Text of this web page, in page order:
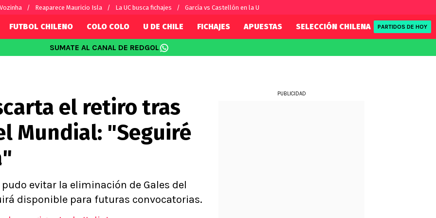
Reaparece Mauricio Isla La UC busca fichajes García vs Castellón en la U
por el mundo
Fútbol Argentino
Fútbol Brasileño
Conference League
Ligue 1
Premier League
Serie A
FUTBOL CHILENO COLO COLO U DE CHILE FICHAJES APUESTAS SELECCIÓN CHILENA REDSPORT
PARTIDOS DE HOY
SUMATE AL CANAL DE REDGOL
el retiro tras
Mundial: "Seguiré
pudo evitar la eliminación de Gales del
disponible para futuras convocatorias.
PUBLICIDAD